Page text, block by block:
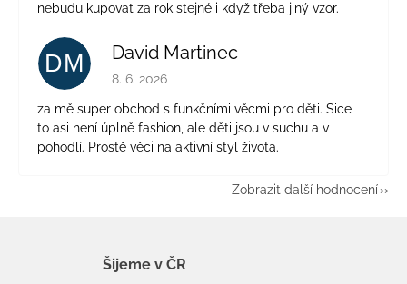
nebudu kupovat za rok stejné i když třeba jiný vzor.
DM David Martinec
Hodnocení obchodu je 5 z 5 hvězdiček.
8. 6. 2026
za mě super obchod s funkčními věcmi pro děti. Sice
to asi není úplně fashion, ale děti jsou v suchu a v
pohodlí. Prostě věci na aktivní styl života.
Zobrazit další hodnocení
Šijeme v ČR